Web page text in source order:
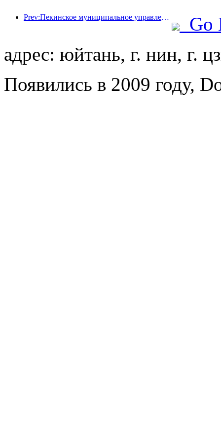
Prev:Пекинское муниципальное управление культуры и туризма: В 2025 году Пекин принял 5,48 миллиона иностранных туристов, что на 39% больше, чем годом ранее.
Go
адрес: юйтань, г. нин, г.
Появились в 2009 году,